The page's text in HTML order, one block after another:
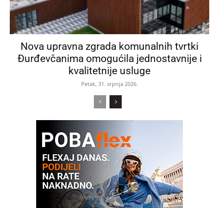
Nova upravna zgrada komunalnih tvrtki
Đurđevčanima omogućila jednostavnije i
kvalitetnije usluge
Petak, 31. srpnja 2026.